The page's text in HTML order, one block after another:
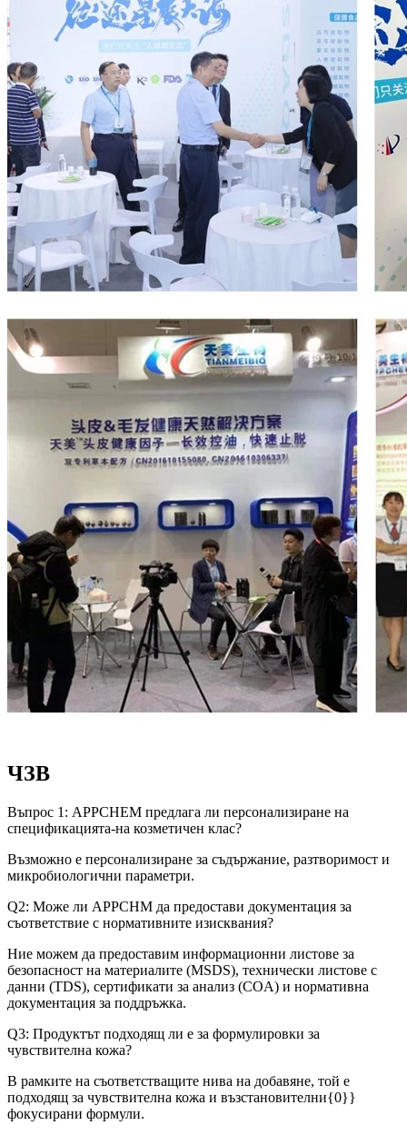
ЧЗВ
Въпрос 1: APPCHEM предлага ли персонализиране на
спецификацията-на козметичен клас?
Възможно е персонализиране за съдържание, разтворимост и
микробиологични параметри.
Q2: Може ли APPCHM да предостави документация за
съответствие с нормативните изисквания?
Ние можем да предоставим информационни листове за
безопасност на материалите (MSDS), технически листове с
данни (TDS), сертификати за анализ (COA) и нормативна
документация за поддръжка.
Q3: Продуктът подходящ ли е за формулировки за
чувствителна кожа?
В рамките на съответстващите нива на добавяне, той е
подходящ за чувствителна кожа и възстановителни{0}}
фокусирани формули.